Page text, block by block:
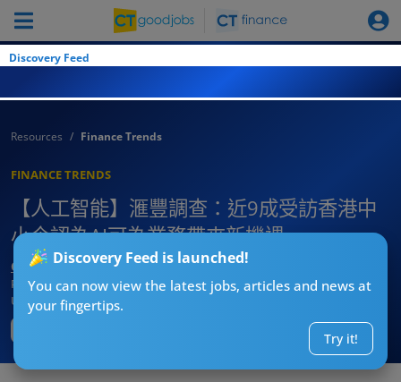
Discovery Feed
Discovery Feed is launched!
You can now view the latest jobs, articles and news at
your fingertips.
Try it!
Resources Finance Trends
FINANCE TRENDS
【人工智能】滙豐調查：近9成受訪香港中
小企認為AI可為業務帶來新機遇
CTgoodjobs’ Editor
Published: 2024-03-21
Updated:2024-03-21 18:12